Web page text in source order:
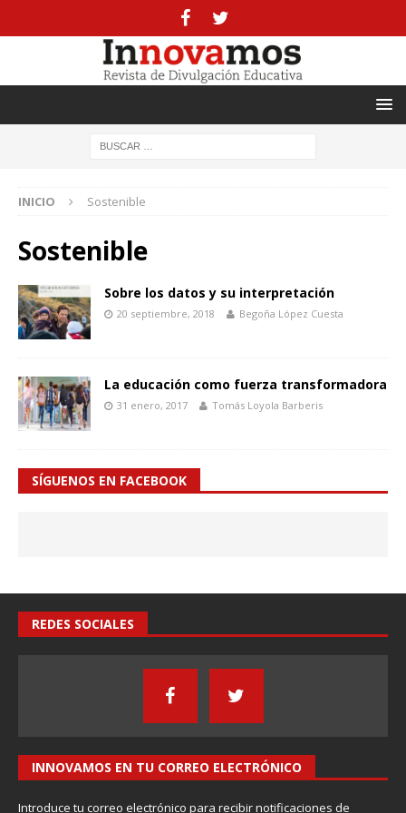
INICIO Sostenible
Sostenible
Sobre los datos y su interpretación
20 septiembre, 2018 Begoña López Cuesta
La educación como fuerza transformadora
31 enero, 2017 Tomás Loyola Barberis
SÍGUENOS EN FACEBOOK
REDES SOCIALES
INNOVAMOS EN TU CORREO ELECTRÓNICO
Introduce tu correo electrónico para recibir notificaciones de